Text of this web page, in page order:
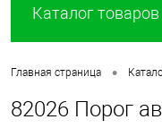
Каталог товаров
Главная страница •
82026 Порог